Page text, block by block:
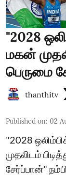
"2028
மகன்
பெருமை
thanthitv
Published on: 02
"2028
முதலிடம்
சேர்ப்பான்"